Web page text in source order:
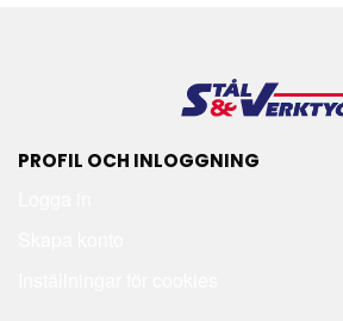
PROFIL OCH INLOGGNING